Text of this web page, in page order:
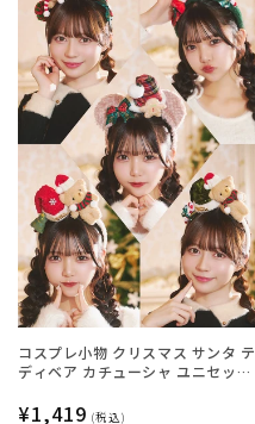
コスプレ小物 クリスマス サンタ テ
ディベア カチューシャ ユニセック
リアストーン】
通
¥1,419 (税込)